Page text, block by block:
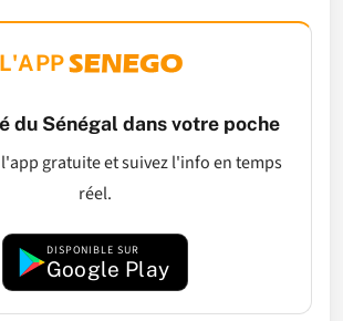
L'APP
du Sénégal dans votre poche
gratuite et suivez l'info en temps
réel.
DISPONIBLE SUR
Google Play